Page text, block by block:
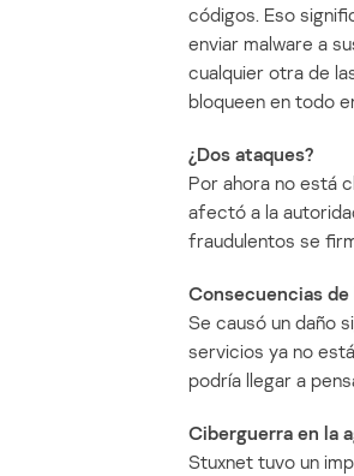
códigos. Eso
enviar malware a
cualquier otra de
bloqueen en todo
¿Dos ataques?
Por ahora no está
afectó a la
fraudulentos se
Consecuencias
Se causó un daño
servicios ya no
podría llegar a
Ciberguerra en la
Stuxnet tuvo un